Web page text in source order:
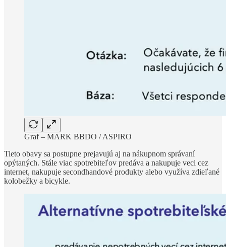
Graf – MARK BBDO / ASPIRO
Tieto obavy sa postupne prejavujú aj na nákupnom správaní
opýtaných. Stále viac spotrebiteľov predáva a nakupuje veci cez
internet, nakupuje secondhandové produkty alebo využíva zdieľané
kolobežky a bicykle.